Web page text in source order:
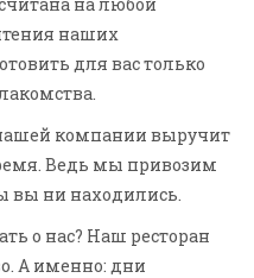
наших
для вас только
компании выручит
Ведь мы привозим
вы ни находились.
о нас? Наш ресторан
А именно: дни